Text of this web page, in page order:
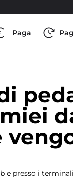
Paga
e presso i